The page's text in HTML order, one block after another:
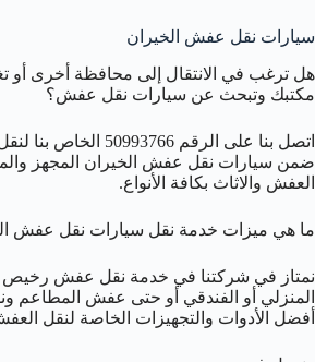
سيارات نقل عفش الخيران
هل ترغب في الانتقال إلى محافظة أخرى أو
مكتبك وتبحث عن سيارات نقل عفش؟
اتصل بنا على الرقم
ضمن سيارات نقل عفش الخيران المجهز
العفش والاثاث بكافة الأنواع.
ما هي ميزات خدمة نقل سيارات نقل عفش
نمتاز في شركتنا في خدمة نقل عفش رخيص
المنزلي أو الفندقي أو حتى عفش المطاعم
أفضل الأدوات والتجهيزات الخاصة لنقل